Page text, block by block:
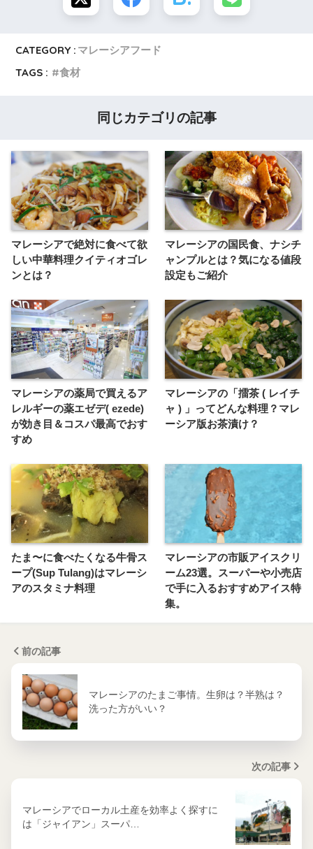
CATEGORY : マレーシアフード
TAGS :
食材
同じカテゴリの記事
マレーシアで絶対に食べて欲
しい中華料理クイティオゴレ
ンとは？
マレーシアの国民食、ナシチ
ャンプルとは？気になる値段
設定もご紹介
マレーシアの薬局で買えるア
レルギーの薬エゼデ( ezede)
が効き目＆コスパ最高でおす
すめ
マレーシアの「擂茶 ( レイチ
ャ ) 」ってどんな料理？マレ
ーシア版お茶漬け？
たま〜に食べたくなる牛骨ス
ープ(Sup Tulang)はマレーシ
アのスタミナ料理
マレーシアの市販アイスクリ
ーム23選。スーパーや小売店
で手に入るおすすめアイス特
集。
前の記事
マレーシアのたまご事情。生卵は？半熟は？
洗った方がいい？
次の記事
マレーシアでローカル土産を効率よく探すに
は「ジャイアン」スーパ…